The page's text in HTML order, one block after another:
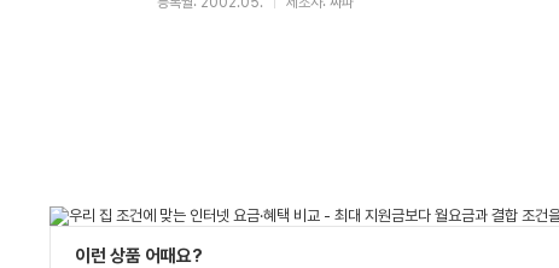
이런 상품 어때요?